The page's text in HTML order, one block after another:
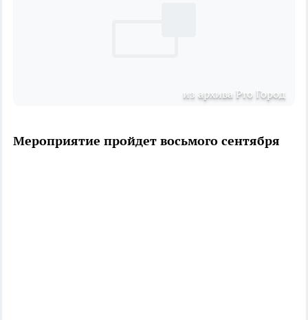
из архива Pro Город
Мероприятие пройдет восьмого сентября